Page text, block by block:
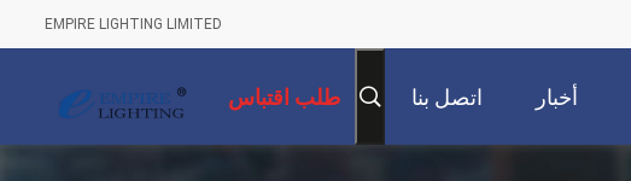
EMPIRE LIGHTING LIMITED
أخبار اتصل بنا طلب اقتباس